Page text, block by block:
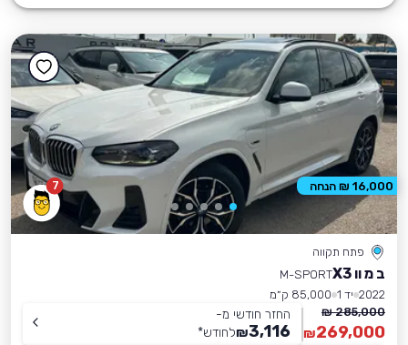
7
פתח תקווה
ב מ וו X3
M-SPORT
2022 יד 1
85,000 ק״מ
285,000 ₪
269,000
₪
החזר חודשי מ-
3,116
₪לחודש*
16,000 ₪ הנחה